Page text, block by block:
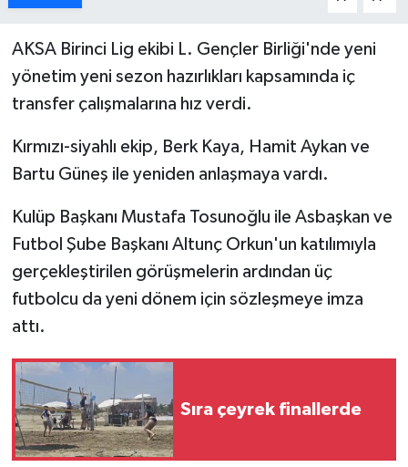
AKSA Birinci Lig ekibi L. Gençler Birliği'nde yeni
yönetim yeni sezon hazırlıkları kapsamında iç
transfer çalışmalarına hız verdi.
Kırmızı-siyahlı ekip, Berk Kaya, Hamit Aykan ve
Bartu Güneş ile yeniden anlaşmaya vardı.
Kulüp Başkanı Mustafa Tosunoğlu ile Asbaşkan ve
Futbol Şube Başkanı Altunç Orkun'un katılımıyla
gerçekleştirilen görüşmelerin ardından üç
futbolcu da yeni dönem için sözleşmeye imza
attı.
Sıra çeyrek finallerde
GÜNDEM
GÜNEY KIBRIS
İÇ HABERLER
KÜLTÜR SANAT
LAPTA
LEFKOŞA
Nöbetçi Eczaneler
ÖZEL HABER